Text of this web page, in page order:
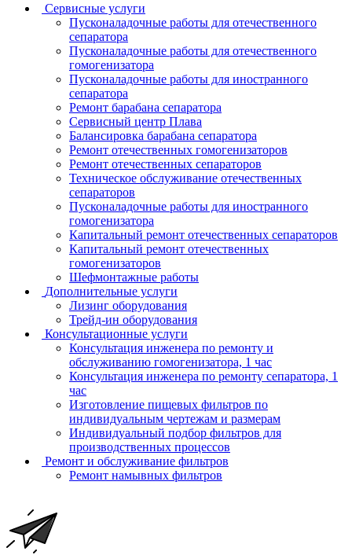
Сервисные услуги
Пусконаладочные работы для отечественного
сепаратора
Пусконаладочные работы для отечественного
гомогенизатора
Пусконаладочные работы для иностранного
сепаратора
Ремонт барабана сепаратора
Сервисный центр Плава
Балансировка барабана сепаратора
Ремонт отечественных гомогенизаторов
Ремонт отечественных сепараторов
Техническое обслуживание отечественных
сепараторов
Пусконаладочные работы для иностранного
гомогенизатора
Капитальный ремонт отечественных сепараторов
Капитальный ремонт отечественных
гомогенизаторов
Шефмонтажные работы
Дополнительные услуги
Лизинг оборудования
Трейд-ин оборудования
Консультационные услуги
Консультация инженера по ремонту и
обслуживанию гомогенизатора, 1 час
Консультация инженера по ремонту сепаратора, 1
час
Изготовление пищевых фильтров по
индивидуальным чертежам и размерам
Индивидуальный подбор фильтров для
производственных процессов
Ремонт и обслуживание фильтров
Ремонт намывных фильтров